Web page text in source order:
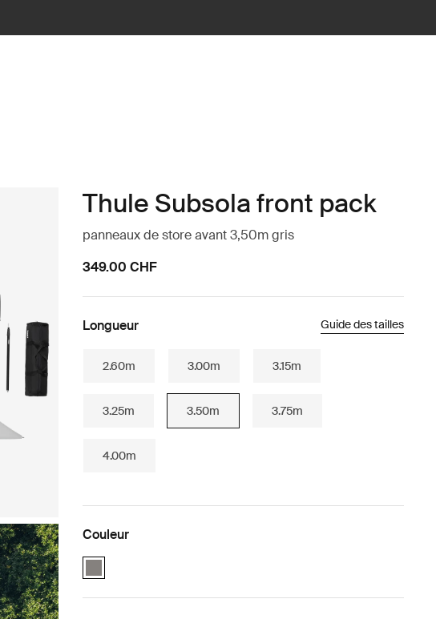
Thule Subsola front pack
panneaux de store avant 3,50m gris
349.00 CHF
Longueur Guide des tailles
2.60m 3.00m 3.15m
3.25m 3.50m 3.75m
4.00m
Couleur
Gray (selected)